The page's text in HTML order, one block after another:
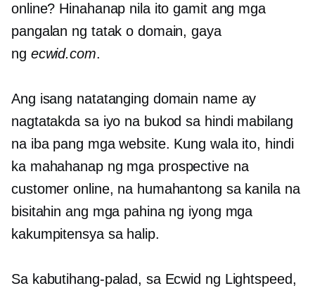
online? Hinahanap nila ito gamit ang mga
pangalan ng tatak o domain, gaya
ng ecwid.com.
Ang isang natatanging domain name ay
nagtatakda sa iyo na bukod sa hindi mabilang
na iba pang mga website. Kung wala ito, hindi
ka mahahanap ng mga prospective na
customer online, na humahantong sa kanila na
bisitahin ang mga pahina ng iyong mga
kakumpitensya sa halip.
Sa kabutihang-palad, sa Ecwid ng Lightspeed,